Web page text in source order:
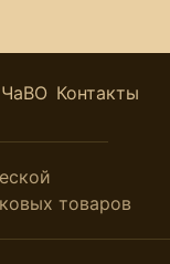
ЧаВО Контакты
товаров